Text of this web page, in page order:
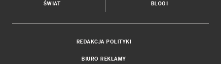
ŚWIAT BLOGI
REDAKCJA POLITYKI
BIURO REKLAMY